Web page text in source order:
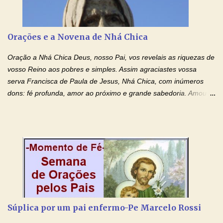
possamos nos livrar de toda opressão diabólica que possa estar
prejudicando a nossa família. Peço também que atenda, em
(apresente aqui o seu pedido...) Eu, desde já, agradeço de
coração, confiante que o Senhor me atenderá. Eu louvo o Pai por
ter nos dado o Senhor, Jesus, como presente de Páscoa. eu
agradeço de coração ao Espíri...
Orações e a Novena de Nhá Chica
Oração a Nhá Chica Deus, nosso Pai, vos revelais as riquezas de
vosso Reino aos pobres e simples. Assim agraciastes vossa
serva Francisca de Paula de Jesus, Nhá Chica, com inúmeros
dons: fé profunda, amor ao próximo e grande sabedoria. Amou a
Senhor Jesus Cristo, vosso Filho, na unidade do Espírito Santo.
Amém. Novena a Nhá Chica (Oração para obter os favores
celestiais através da intercessão da Serva de Deus Nhá Chica)
(Rezar durante nove dias seguidos ou intercalados) Nhá Chica,
recorro a vós como intercessora entre a Bondade Divina e as
entregueis nas mãos do Santíssimo o meu pedido urgente (Fazer
Súplica por um pai enfermo-Pe Marcelo Rossi